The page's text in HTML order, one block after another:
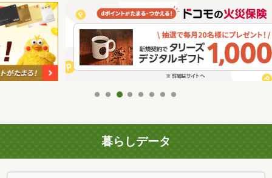
暮らしデータ